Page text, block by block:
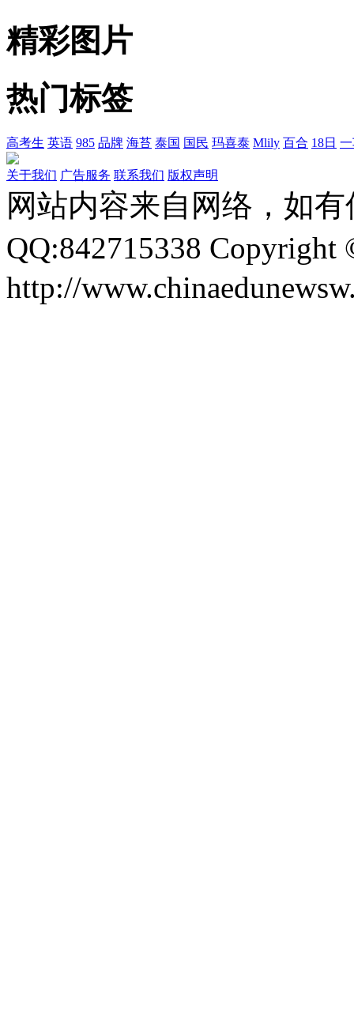
精彩图片
热门标签
高考生 英语 985 品牌 海苔 泰国 国民 玛喜泰 Mlily 百合 18日
关于我们 广告服务 联系我们 版权声明
网站内容来自网络，如
QQ:842715338
http://